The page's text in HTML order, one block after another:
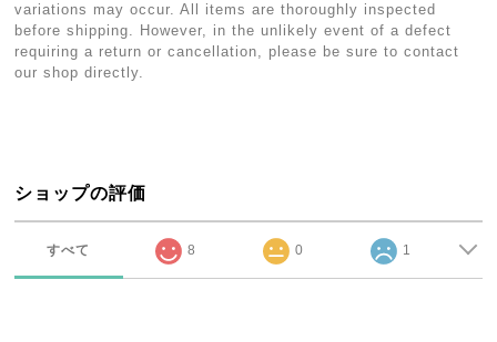
variations may occur. All items are thoroughly inspected
before shipping. However, in the unlikely event of a defect
requiring a return or cancellation, please be sure to contact
our shop directly.
ショップの評価
すべて 8 0 1